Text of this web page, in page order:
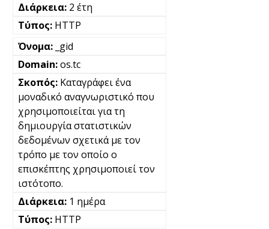
2 έτη
HTTP
_gid
os.tc
Καταγράφει ένα
μοναδικό αναγνωριστικό που
χρησιμοποιείται για τη
δημιουργία στατιστικών
δεδομένων σχετικά με τον
τρόπο με τον οποίο ο
επισκέπτης χρησιμοποιεί τον
ιστότοπο.
1 ημέρα
HTTP